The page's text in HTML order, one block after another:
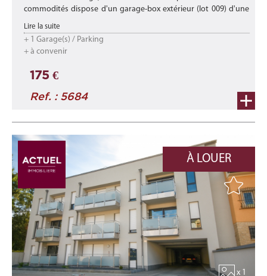
commodités dispose d'un garage-box extérieur (lot 009) d'une
superficie de +/- 17,20 m2.
Disponibilité : de suite
***
Loca ...
Lire la suite
+ 1 Garage(s) / Parking
+ à convenir
175 €
Ref. : 5684
À LOUER
x 1